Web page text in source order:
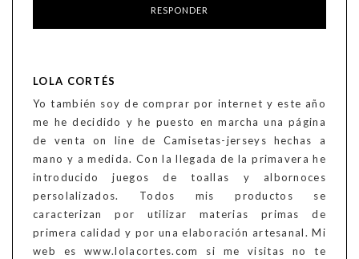
RESPONDER
LOLA CORTÉS
Yo también soy de comprar por internet y este año
me he decidido y he puesto en marcha una página
de venta on line de Camisetas-jerseys hechas a
mano y a medida. Con la llegada de la primavera he
introducido juegos de toallas y albornoces
persolalizados. Todos mis productos se
caracterizan por utilizar materias primas de
primera calidad y por una elaboración artesanal. Mi
web es www.lolacortes.com si me visitas no te